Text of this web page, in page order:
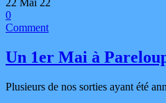
0
Comment
Un 1er Mai à
Plusieurs de nos sorties ayant été